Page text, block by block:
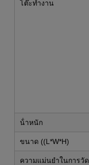
โต๊ะทํางาน
น้ําหนัก
ขนาด ((L*W*H)
ความแม่นยําในการวัด